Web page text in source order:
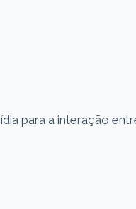
para a interação